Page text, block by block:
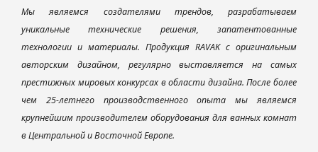
Мы являемся создателями трендов, разрабатываем
уникальные технические решения, запатентованные
технологии и материалы. Продукция RAVAK с оригинальным
авторским дизайном, регулярно выставляется на самых
престижных мировых конкурсах в области дизайна. После более
чем 25-летнего производственного опыта мы являемся
крупнейшим производителем оборудования для ванных комнат
в Центральной и Восточной Европе.